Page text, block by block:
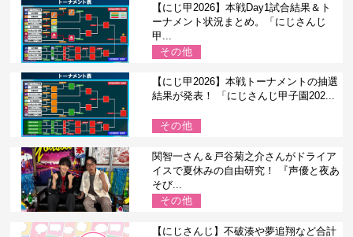
【にじ甲2026】本戦Day1試合結果＆ト
ーナメント状況まとめ。「にじさんじ
甲...
その他
【にじ甲2026】本戦トーナメントの抽選
結果が発表！ 「にじさんじ甲子園202...
その他
関智一さん＆戸谷菊之介さんがドライア
イスで夏休みの自由研究！ 『声優と夜あ
そび...
その他
【にじさんじ】不破湊や夢追翔など合計